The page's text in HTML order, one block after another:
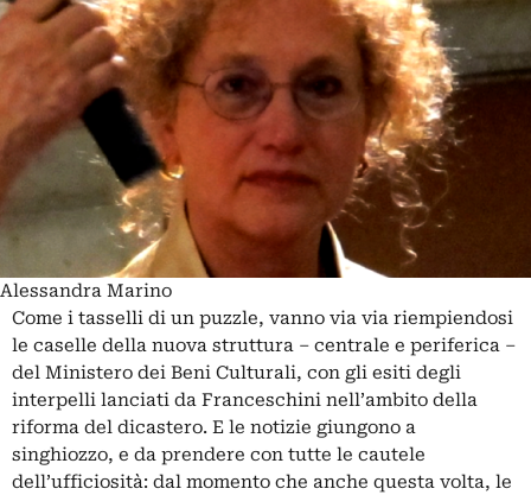
Alessandra Marino
Come i tasselli di un puzzle, vanno via via riempiendosi
le caselle della nuova struttura – centrale e periferica –
del Ministero dei Beni Culturali, con gli esiti degli
interpelli lanciati da Franceschini nell’ambito della
riforma del dicastero. E le notizie giungono a
singhiozzo, e da prendere con tutte le cautele
dell’ufficiosità: dal momento che anche questa volta, le